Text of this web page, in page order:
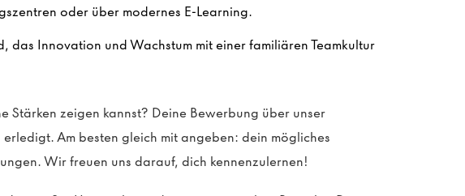
oder über modernes E-Learning.
das Innovation und Wachstum mit einer familiären Teamkultur
Stärken zeigen kannst? Deine Bewerbung über unser
Am besten gleich mit angeben: dein mögliches
Wir freuen uns darauf, dich kennenzulernen!